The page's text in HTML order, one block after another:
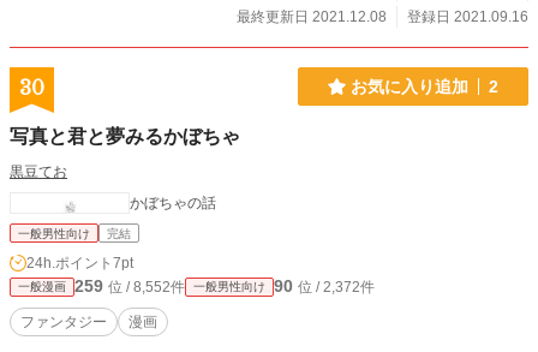
最終更新日 2021.12.08
登録日 2021.09.16
30 お気に入り追加 2
写真と君と夢みるかぼちゃ
黒豆てお
かぼちゃの話
一般男性向け 完結
24h.ポイント 7pt
一般漫画 259 位 / 8,552件 一般男性向け 90 位 / 2,372件
ファンタジー 漫画